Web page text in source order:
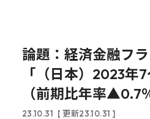
論題：経済金融フ
「（日本）2023年
（前期比年率▲0.7
23.10.31 [ 更新23.10.31 ]